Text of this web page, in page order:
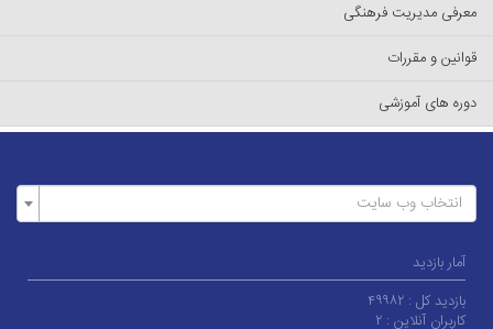
معرفی مدیریت فرهنگی
قوانین و مقررات
دوره های آموزشی
انتخاب وب سایت
آمار بازدید
بازدید کل : ۴۹۹۸۲
کاربران آنلاین : ۲